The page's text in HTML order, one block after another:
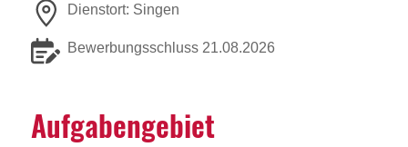
Dienstort: Singen
Bewerbungsschluss 21.08.2026
Aufga­ben­ge­biet